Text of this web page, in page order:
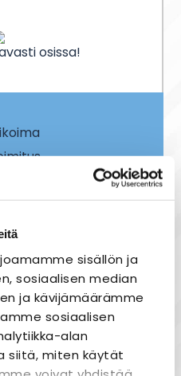
sisällön ja
sosiaalisen median
ja kävijämäärämme
sosiaalisen
alan
siitä, miten käytät
osissa!